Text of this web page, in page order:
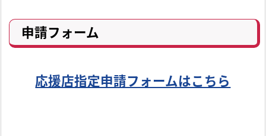
申請フォーム
応援店指定申請フォームはこちら